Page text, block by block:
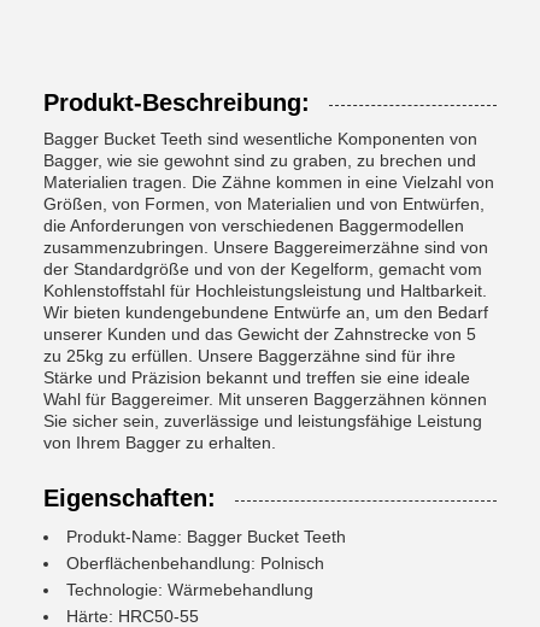
Produkt-Beschreibung:
Bagger Bucket Teeth sind wesentliche Komponenten von
Bagger, wie sie gewohnt sind zu graben, zu brechen und
Materialien tragen. Die Zähne kommen in eine Vielzahl von
Größen, von Formen, von Materialien und von Entwürfen,
die Anforderungen von verschiedenen Baggermodellen
zusammenzubringen. Unsere Baggereimerzähne sind von
der Standardgröße und von der Kegelform, gemacht vom
Kohlenstoffstahl für Hochleistungsleistung und Haltbarkeit.
Wir bieten kundengebundene Entwürfe an, um den Bedarf
unserer Kunden und das Gewicht der Zahnstrecke von 5
zu 25kg zu erfüllen. Unsere Baggerzähne sind für ihre
Stärke und Präzision bekannt und treffen sie eine ideale
Wahl für Baggereimer. Mit unseren Baggerzähnen können
Sie sicher sein, zuverlässige und leistungsfähige Leistung
von Ihrem Bagger zu erhalten.
Eigenschaften:
Produkt-Name: Bagger Bucket Teeth
Oberflächenbehandlung: Polnisch
Technologie: Wärmebehandlung
Härte: HRC50-55